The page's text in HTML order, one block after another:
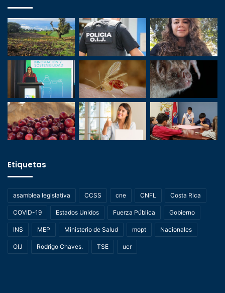
Etiquetas
asamblea legislativa CCSS cne CNFL Costa Rica
COVID-19 Estados Unidos Fuerza Pública Gobierno
INS MEP Ministerio de Salud mopt Nacionales
OIJ Rodrigo Chaves. TSE ucr